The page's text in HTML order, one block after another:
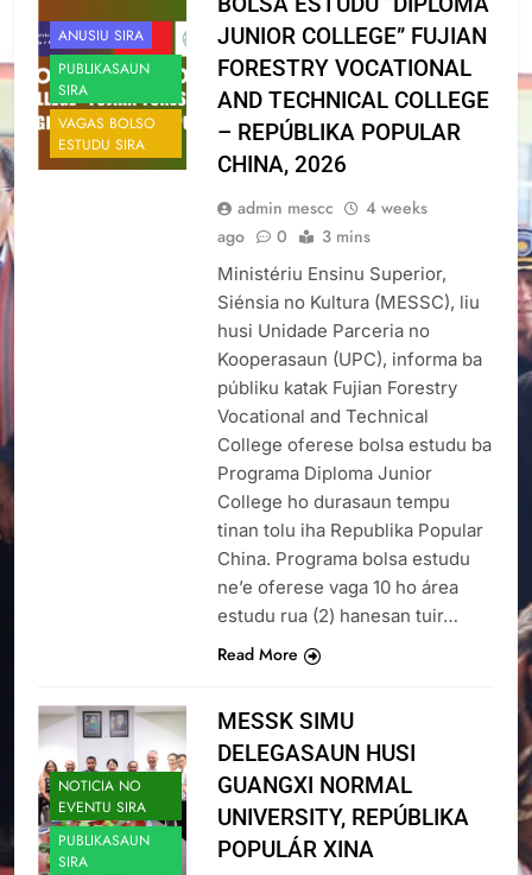
ANUSIU SIRA
PUBLIKASAUN
SIRA
VAGAS BOLSO
ESTUDU SIRA
JUNIOR COLLEGE” FUJIAN
FORESTRY VOCATIONAL
AND TECHNICAL COLLEGE
– REPÚBLIKA POPULAR
CHINA, 2026
admin mescc
4 weeks
ago
0 3 mins
Ministériu Ensinu Superior,
Siénsia no Kultura (MESSC), liu
husi Unidade Parceria no
Kooperasaun (UPC), informa ba
públiku katak Fujian Forestry
Vocational and Technical
College oferese bolsa estudu ba
Programa Diploma Junior
College ho durasaun tempu
tinan tolu iha Republika Popular
China. Programa bolsa estudu
ne’e oferese vaga 10 ho área
estudu rua (2) hanesan tuir…
Read More
NOTICIA NO
EVENTU SIRA
PUBLIKASAUN
SIRA
MESSK SIMU
DELEGASAUN HUSI
GUANGXI NORMAL
UNIVERSITY, REPÚBLIKA
POPULÁR XINA